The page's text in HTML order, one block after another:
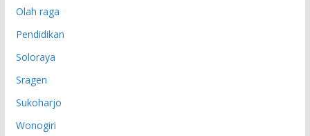
Olah raga
Pendidikan
Soloraya
Sragen
Sukoharjo
Wonogiri